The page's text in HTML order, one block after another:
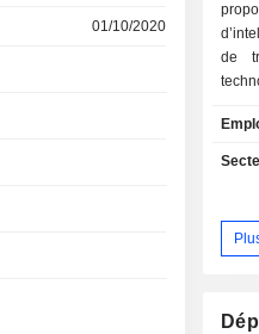
01/10/2020
de
vie